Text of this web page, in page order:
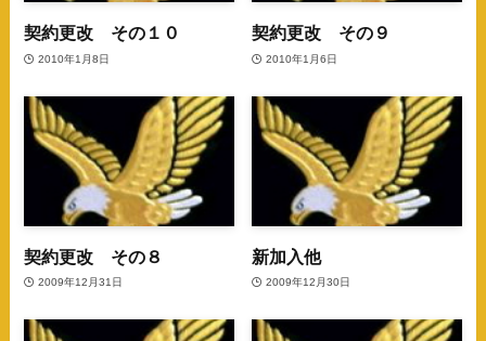
契約更改 その１０
2010年1月8日
契約更改 その９
2010年1月6日
契約更改 その８
2009年12月31日
新加入他
2009年12月30日